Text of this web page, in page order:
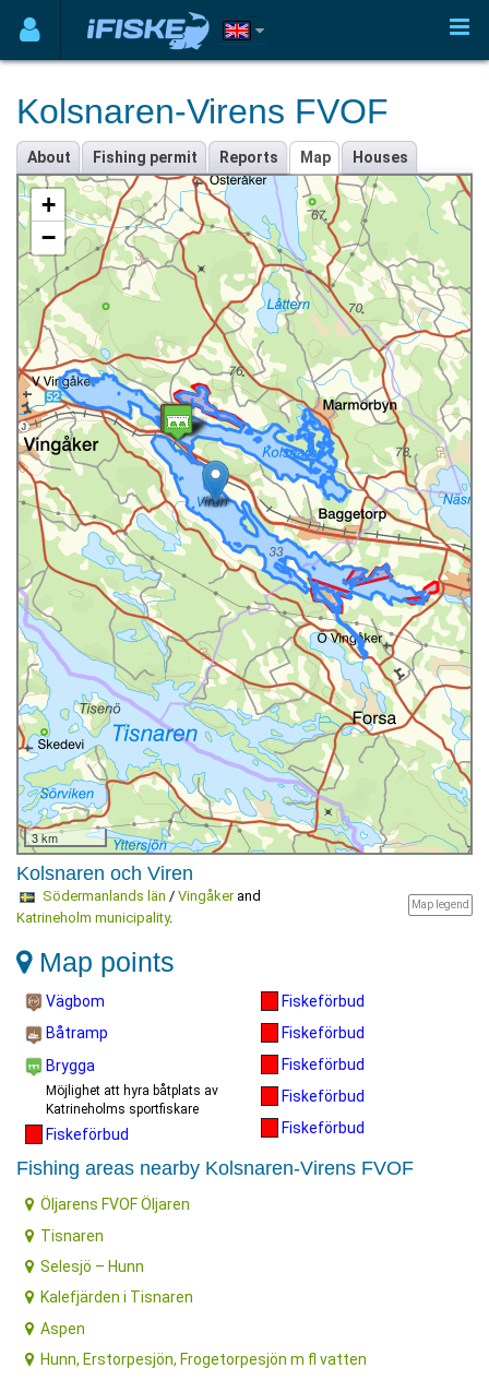
Kolsnaren-Virens FVOF
About Fishing permit Reports Map Houses
+
−
3 km
Kolsnaren och Viren
Map legend
Södermanlands län / Vingåkerand
Katrineholm municipality.
Map points
Vägbom
Båtramp
Brygga
Möjlighet att hyra båtplats av
Katrineholms sportfiskare
Fiskeförbud
Fiskeförbud
Fiskeförbud
Fiskeförbud
Fiskeförbud
Fiskeförbud
Fishing areas nearby Kolsnaren-Virens FVOF
Öljarens FVOF Öljaren
Tisnaren
Selesjö – Hunn
Kalefjärden i Tisnaren
Aspen
Hunn, Erstorpesjön, Frogetorpesjön m fl vatten